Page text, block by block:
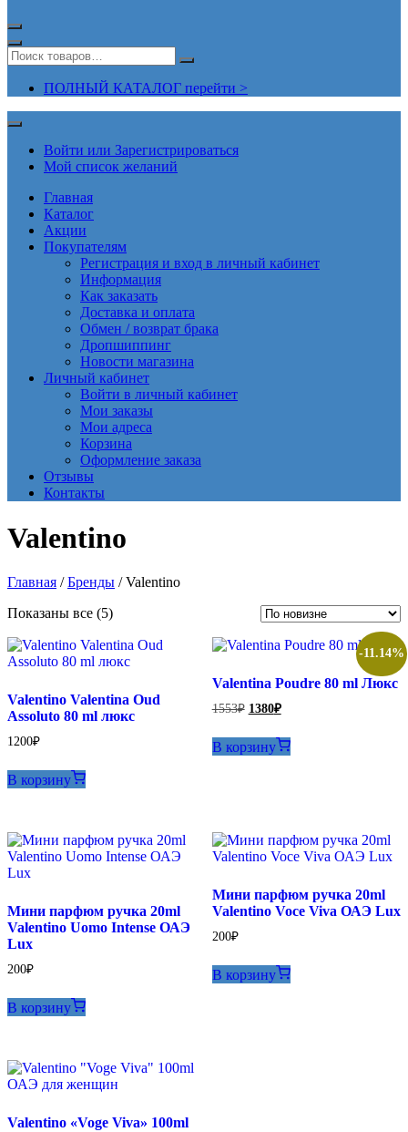
ПОЛНЫЙ КАТАЛОГ перейти >
Войти или Зарегистрироваться
Мой список желаний
Главная
Каталог
Акции
Покупателям
Регистрация и вход в личный кабинет
Информация
Как заказать
Доставка и оплата
Обмен / возврат брака
Дропшиппинг
Новости магазина
Личный кабинет
Войти в личный кабинет
Мои заказы
Мои адреса
Корзина
Оформление заказа
Отзывы
Контакты
Valentino
Главная /Бренды / Valentino
Показаны все (5)Сортировка:
недавние
Valentino Valentina Oud
Assoluto 80 ml люкс
1200₽
В корзину
-11.14%
Valentina Poudre 80 ml Люкс
1553₽ Первоначальная
составляла
1553₽.
1380₽Текущая
1380₽.
В корзину
Мини парфюм ручка 20ml
Valentino Uomo Intense ОАЭ
Lux
200₽
В корзину
Мини парфюм ручка 20ml
Valentino Voce Viva ОАЭ Lux
200₽
В корзину
Valentino «Voge Viva» 100ml